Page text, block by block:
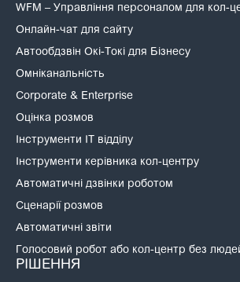
WFM – Управління персоналом для кол-
Онлайн-чат для сайту
Автообдзвін Окі-Токі для Бізнесу
Омніканальність
Corporate & Enterprise
Оцінка розмов
Інструменти IT відділу
Інструменти керівника кол-центру
Автоматичні дзвінки роботом
Сценарії розмов
Автоматичні звіти
Голосовий робот або кол-центр без
РІШЕННЯ